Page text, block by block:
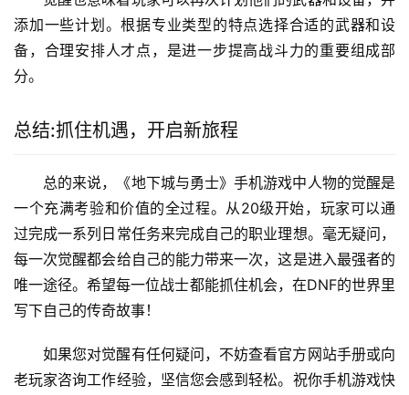
添加一些计划。根据专业类型的特点选择合适的武器和设
备，合理安排人才点，是进一步提高战斗力的重要组成部
分。
总结:抓住机遇，开启新旅程
总的来说，《地下城与勇士》手机游戏中人物的觉醒是
一个充满考验和价值的全过程。从20级开始，玩家可以通
过完成一系列日常任务来完成自己的职业理想。毫无疑问，
每一次觉醒都会给自己的能力带来一次，这是进入最强者的
唯一途径。希望每一位战士都能抓住机会，在DNF的世界里
写下自己的传奇故事！
如果您对觉醒有任何疑问，不妨查看官方网站手册或向
老玩家咨询工作经验，坚信您会感到轻松。祝你手机游戏快